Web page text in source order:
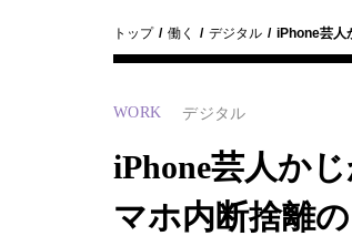
トップ 働く デジタル iPhone芸人
WORK デジタル
iPhone芸人か
マホ内断捨離の